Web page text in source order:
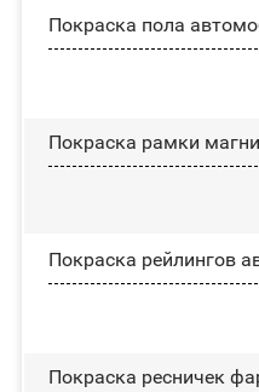
Покраска пола
Покраска рамки
Покраска рейлингов
Покраска ресничек